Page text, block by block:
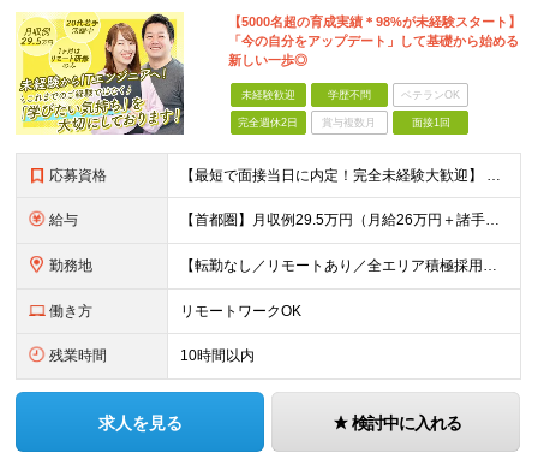
【5000名超の育成実績＊98%が未経験スタート】
「今の自分をアップデート」して基礎から始める
新しい一歩◎
未経験歓迎 学歴不問 ベテランOK
完全週休2日 賞与複数月 面接1回
応募資格 【最短で面接当日に内定！完全未経験大歓迎】 ・業種／職種未経験歓迎 ・社会人デビュー、第二新卒、既卒者大歓迎 ・学歴不問（文系、理系不問） ・20代～30代、男女問わず活躍中 ・服装、髪色自由 ・明確
給与 【首都圏】月収例29.5万円（月給26万円＋諸手当） 【東海・関西】月収例28.5万円（月給25万円＋諸手当） 【九州】月収例26万円（月給23万円＋諸手当） ※経験・スキル・前職給与を踏まえ、総合
勤務地 【転勤なし／リモートあり／全エリア積極採用】 ・大手企業のプロジェクト中心 ・勤務エリアや配属先は希望を考慮 ・研修はリモートメインで実施 ・UIターン歓迎 ＜主なエリア＞ ■首都圏…東京・神奈川・
働き方 リモートワークOK
残業時間 10時間以内
求人を見る 検討中に入れる